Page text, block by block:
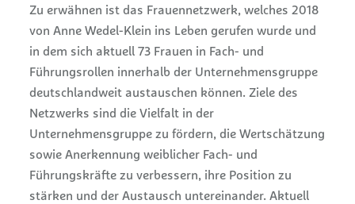
Zu erwähnen ist das Frauennetzwerk, welches 2018
von Anne Wedel-Klein ins Leben gerufen wurde und
in dem sich aktuell 73 Frauen in Fach- und
Führungsrollen innerhalb der Unternehmensgruppe
deutschlandweit austauschen können. Ziele des
Netzwerks sind die Vielfalt in der
Unternehmensgruppe zu fördern, die Wertschätzung
sowie Anerkennung weiblicher Fach- und
Führungskräfte zu verbessern, ihre Position zu
stärken und der Austausch untereinander. Aktuell